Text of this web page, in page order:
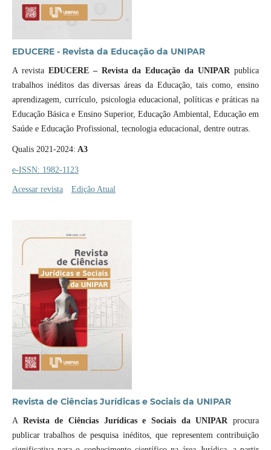
EDUCERE - Revista da Educação da UNIPAR
A revista EDUCERE – Revista da Educação da UNIPAR publica
trabalhos inéditos das diversas áreas da Educação, tais como, ensino
aprendizagem, currículo, psicologia educacional, políticas e práticas na
Educação Básica e Ensino Superior, Educação Ambiental, Educação em
Saúde e Educação Profissional, tecnologia educacional, dentre outras.
Qualis 2021-2024: A3
e-ISSN: 1982-1123
Acessar revista Edição Atual
Revista de Ciências Jurídicas e Sociais da UNIPAR
A Revista de Ciências Jurídicas e Sociais da UNIPAR procura
publicar trabalhos de pesquisa inéditos, que representem contribuição